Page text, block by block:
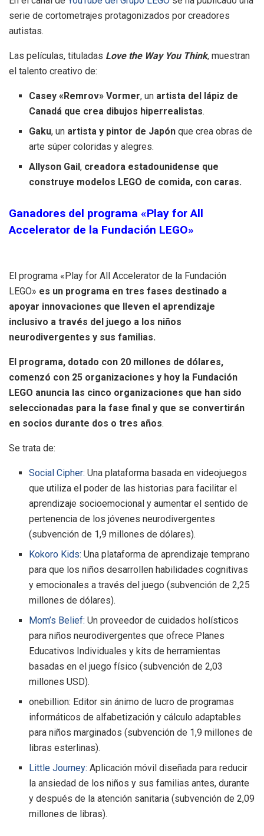
serie de cortometrajes protagonizados por creadores
autistas.
Las películas, tituladas Love the Way You Think, muestran
el talento creativo de:
Casey «Remrov» Vormer, un artista del lápiz de
Canadá que crea dibujos hiperrealistas.
Gaku, un artista y pintor de Japón que crea obras de
arte súper coloridas y alegres.
Allyson Gail, creadora estadounidense que
construye modelos LEGO de comida, con caras.
Ganadores del programa «Play for All
Accelerator de la Fundación LEGO»
El programa «Play for All Accelerator de la Fundación
LEGO» es un programa en tres fases destinado a
apoyar innovaciones que lleven el aprendizaje
inclusivo a través del juego a los niños
neurodivergentes y sus familias.
El programa, dotado con 20 millones de dólares,
comenzó con 25 organizaciones y hoy la Fundación
LEGO anuncia las cinco organizaciones que han sido
seleccionadas para la fase final y que se convertirán
en socios durante dos o tres años.
Se trata de:
Social Cipher: Una plataforma basada en videojuegos
que utiliza el poder de las historias para facilitar el
aprendizaje socioemocional y aumentar el sentido de
pertenencia de los jóvenes neurodivergentes
(subvención de 1,9 millones de dólares).
Kokoro Kids: Una plataforma de aprendizaje temprano
para que los niños desarrollen habilidades cognitivas
y emocionales a través del juego (subvención de 2,25
millones de dólares).
Mom’s Belief: Un proveedor de cuidados holísticos
para niños neurodivergentes que ofrece Planes
Educativos Individuales y kits de herramientas
basadas en el juego físico (subvención de 2,03
millones USD).
onebillion: Editor sin ánimo de lucro de programas
informáticos de alfabetización y cálculo adaptables
para niños marginados (subvención de 1,9 millones de
libras esterlinas).
Little Journey: Aplicación móvil diseñada para reducir
la ansiedad de los niños y sus familias antes, durante
y después de la atención sanitaria (subvención de 2,09
millones de libras).